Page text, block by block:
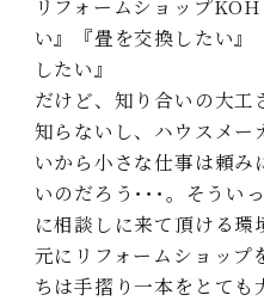
リフォームショップ
い』『畳を交換したい』
したい』
だけど、知り合いの⼤⼯
知らないし、ハウスメー
いから⼩さな仕事は頼み
いのだろう･･･。そうい
に相談しに来て頂ける
元にリフォームショップ
ちは⼿摺り⼀本をとても